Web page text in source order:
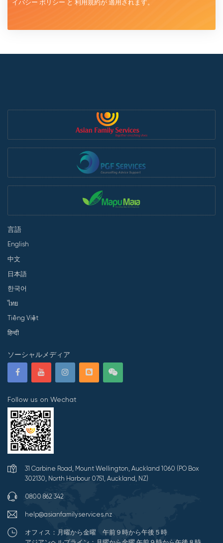
イバシー ポリシー と 利用規約が 適用されます。
言語
English
中文
日本語
한국어
ไทย
Tiếng Việt
हिन्दी
ソーシャルメディア
Follow us on Wechat
31 Carbine Road, Mount Wellington, Auckland 1060 (PO Box
302130, North Harbour 0751, Auckland, NZ)
0800 862 342
help@asianfamilyservices.nz
オフィス：月曜から金曜 午前９時から午後５時